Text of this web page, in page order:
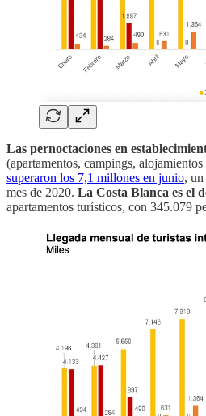
Las pernoctaciones en
(apartamentos, campings,
superaron los 7,1 millones en junio,
mes de 2020. La Costa Blanca es el
apartamentos turísticos, con 345.079